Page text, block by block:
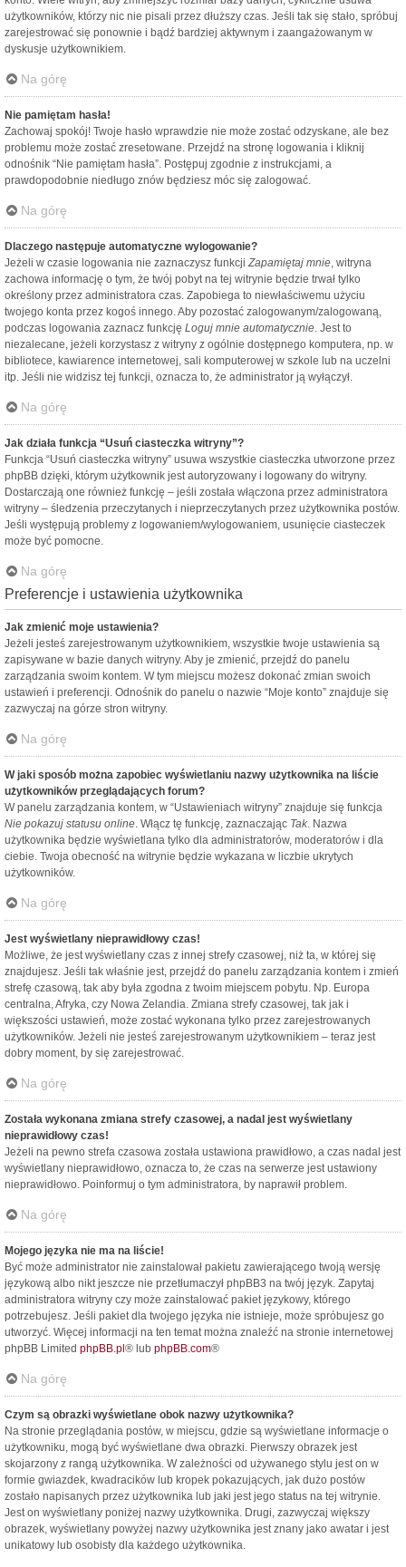
użytkowników, którzy nic nie pisali przez dłuższy czas. Jeśli tak się stało, spróbuj
zarejestrować się ponownie i bądź bardziej aktywnym i zaangażowanym w
dyskusje użytkownikiem.
Na górę
Nie pamiętam hasła!
Zachowaj spokój! Twoje hasło wprawdzie nie może zostać odzyskane, ale bez
problemu może zostać zresetowane. Przejdź na stronę logowania i kliknij
odnośnik “Nie pamiętam hasła”. Postępuj zgodnie z instrukcjami, a
prawdopodobnie niedługo znów będziesz móc się zalogować.
Na górę
Dlaczego następuje automatyczne wylogowanie?
Jeżeli w czasie logowania nie zaznaczysz funkcji Zapamiętaj mnie, witryna
zachowa informację o tym, że twój pobyt na tej witrynie będzie trwał tylko
określony przez administratora czas. Zapobiega to niewłaściwemu użyciu
twojego konta przez kogoś innego. Aby pozostać zalogowanym/zalogowaną,
podczas logowania zaznacz funkcję Loguj mnie automatycznie. Jest to
niezalecane, jeżeli korzystasz z witryny z ogólnie dostępnego komputera, np. w
bibliotece, kawiarence internetowej, sali komputerowej w szkole lub na uczelni
itp. Jeśli nie widzisz tej funkcji, oznacza to, że administrator ją wyłączył.
Na górę
Jak działa funkcja “Usuń ciasteczka witryny”?
Funkcja “Usuń ciasteczka witryny” usuwa wszystkie ciasteczka utworzone przez
phpBB dzięki, którym użytkownik jest autoryzowany i logowany do witryny.
Dostarczają one również funkcję – jeśli została włączona przez administratora
witryny – śledzenia przeczytanych i nieprzeczytanych przez użytkownika postów.
Jeśli występują problemy z logowaniem/wylogowaniem, usunięcie ciasteczek
może być pomocne.
Na górę
Preferencje i ustawienia użytkownika
Jak zmienić moje ustawienia?
Jeżeli jesteś zarejestrowanym użytkownikiem, wszystkie twoje ustawienia są
zapisywane w bazie danych witryny. Aby je zmienić, przejdź do panelu
zarządzania swoim kontem. W tym miejscu możesz dokonać zmian swoich
ustawień i preferencji. Odnośnik do panelu o nazwie “Moje konto” znajduje się
zazwyczaj na górze stron witryny.
Na górę
W jaki sposób można zapobiec wyświetlaniu nazwy użytkownika na liście
użytkowników przeglądających forum?
W panelu zarządzania kontem, w “Ustawieniach witryny” znajduje się funkcja
Nie pokazuj statusu online. Włącz tę funkcję, zaznaczając Tak. Nazwa
użytkownika będzie wyświetlana tylko dla administratorów, moderatorów i dla
ciebie. Twoja obecność na witrynie będzie wykazana w liczbie ukrytych
użytkowników.
Na górę
Jest wyświetlany nieprawidłowy czas!
Możliwe, że jest wyświetlany czas z innej strefy czasowej, niż ta, w której się
znajdujesz. Jeśli tak właśnie jest, przejdź do panelu zarządzania kontem i zmień
strefę czasową, tak aby była zgodna z twoim miejscem pobytu. Np. Europa
centralna, Afryka, czy Nowa Zelandia. Zmiana strefy czasowej, tak jak i
większości ustawień, może zostać wykonana tylko przez zarejestrowanych
użytkowników. Jeżeli nie jesteś zarejestrowanym użytkownikiem – teraz jest
dobry moment, by się zarejestrować.
Na górę
Została wykonana zmiana strefy czasowej, a nadal jest wyświetlany
nieprawidłowy czas!
Jeżeli na pewno strefa czasowa została ustawiona prawidłowo, a czas nadal jest
wyświetlany nieprawidłowo, oznacza to, że czas na serwerze jest ustawiony
nieprawidłowo. Poinformuj o tym administratora, by naprawił problem.
Na górę
Mojego języka nie ma na liście!
Być może administrator nie zainstalował pakietu zawierającego twoją wersję
językową albo nikt jeszcze nie przetłumaczył phpBB3 na twój język. Zapytaj
administratora witryny czy może zainstalować pakiet językowy, którego
potrzebujesz. Jeśli pakiet dla twojego języka nie istnieje, może spróbujesz go
utworzyć. Więcej informacji na ten temat można znaleźć na stronie internetowej
phpBB Limited phpBB.pl ® lub phpBB.com®
Na górę
Czym są obrazki wyświetlane obok nazwy użytkownika?
Na stronie przeglądania postów, w miejscu, gdzie są wyświetlane informacje o
użytkowniku, mogą być wyświetlane dwa obrazki. Pierwszy obrazek jest
skojarzony z rangą użytkownika. W zależności od używanego stylu jest on w
formie gwiazdek, kwadracików lub kropek pokazujących, jak dużo postów
zostało napisanych przez użytkownika lub jaki jest jego status na tej witrynie.
Jest on wyświetlany poniżej nazwy użytkownika. Drugi, zazwyczaj większy
obrazek, wyświetlany powyżej nazwy użytkownika jest znany jako awatar i jest
unikatowy lub osobisty dla każdego użytkownika.